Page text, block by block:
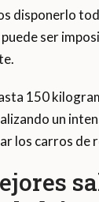
disponerlo
ser
150
un
los carros de